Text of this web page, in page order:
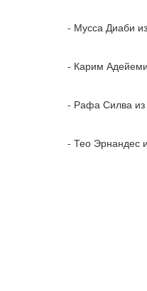
- Мусса Диаби
- Карим
- Рафа Силва
- Тео Эрнандес